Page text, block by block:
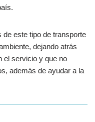
este tipo de transporte
dejando atrás
el servicio y que no
además de ayudar a la